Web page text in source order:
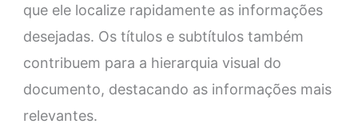
que ele localize rapidamente as informações
desejadas. Os títulos e subtítulos também
contribuem para a hierarquia visual do
documento, destacando as informações mais
relevantes.